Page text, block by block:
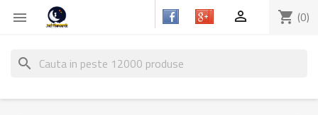
 shopping_cart (0)

search